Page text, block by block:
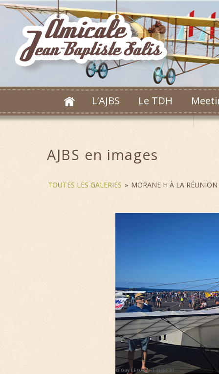
L’AJBS Le TDH
AJBS en images
TOUTES LES GALERIES » MORANE H À LA RÉUNION